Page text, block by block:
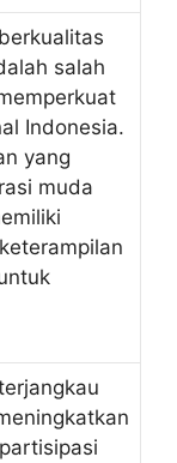
salah
Indonesia.
yang
muda